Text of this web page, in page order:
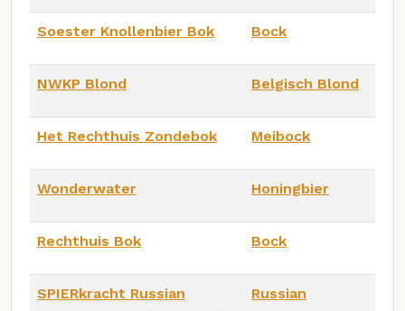
Soester Knollenbier Bok Bock
NWKP Blond Belgisch Blond
Het Rechthuis Zondebok Meibock
Wonderwater Honingbier
Rechthuis Bok Bock
SPIERkracht Russian
Russian